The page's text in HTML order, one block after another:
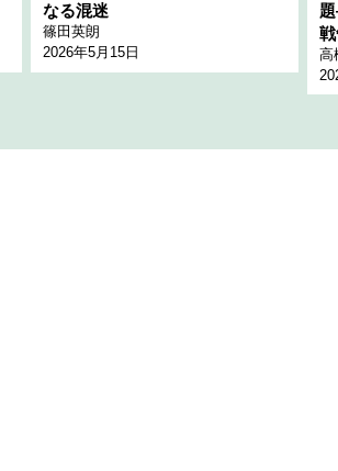
なる混迷
篠田英朗
2026年5月15日
高